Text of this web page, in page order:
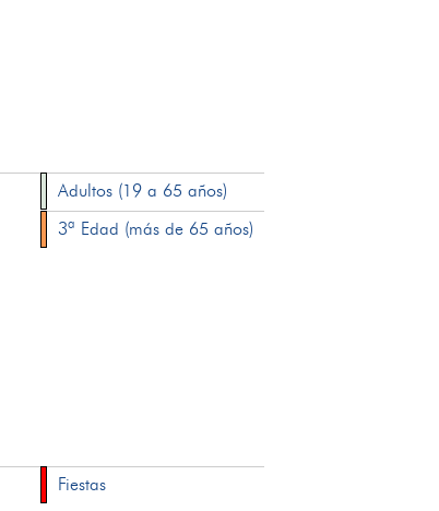
Adultos (19 a 65 años)
3ª Edad (más de 65 años)
Fiestas